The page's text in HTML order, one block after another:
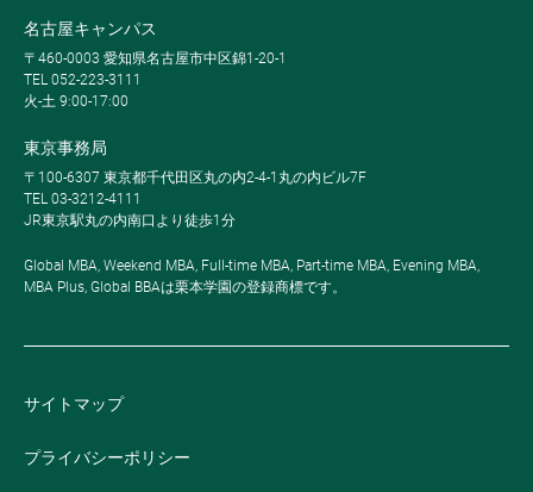
名古屋キャンパス
〒460-0003 愛知県名古屋市中区錦1-20-1
TEL 052-223-3111
火-土 9:00-17:00
東京事務局
〒100-6307 東京都千代田区丸の内2-4-1丸の内ビル7F
TEL 03-3212-4111
JR東京駅丸の内南口より徒歩1分
Global MBA, Weekend MBA, Full-time MBA, Part-time MBA, Evening MBA,
MBA Plus, Global BBAは栗本学園の登録商標です。
サイトマップ
プライバシーポリシー